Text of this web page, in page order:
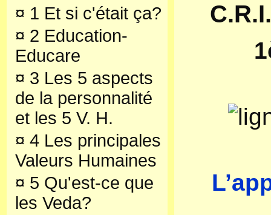
¤ 1 Et si c'était ça?
¤ 2 Education-
Educare
¤ 3 Les 5 aspects
de la personnalité
et les 5 V. H.
¤ 4 Les principales
Valeurs Humaines
¤ 5 Qu'est-ce que
les Veda?